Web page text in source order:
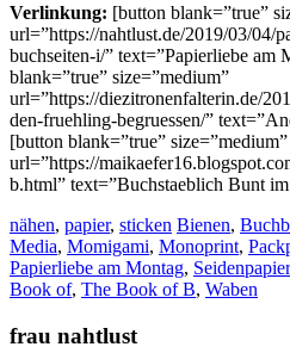
Verlinkung: [button blank=”true”
url=”https://nahtlust.de/2019/03/04/
buchseiten-i/” text=”Papierliebe am
blank=”true” size=”medium”
url=”https://diezitronenfalterin.de/
den-fruehling-begruessen/”
[button blank=”true” size=”medium”
url=”https://
b.html” text=”Buchstaeblich Bunt
nähen, papier, sticken Bienen,
Media, Momigami, Monoprint,
Papierliebe am Montag, Seidenpapier
Book of, The Book of B, Waben
frau nahtlust